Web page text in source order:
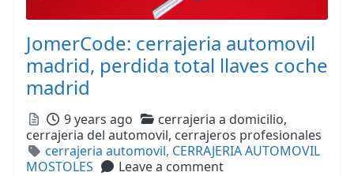
JomerCode: cerrajeria automovil
madrid, perdida total llaves coche
madrid
Posted
9 years ago Categories
cerrajeria a domicilio,
cerrajeria del automovil, cerrajeros profesionales
Tags
cerrajeria automovil, CERRAJERIA AUTOMOVIL
MOSTOLES
Leave a comment